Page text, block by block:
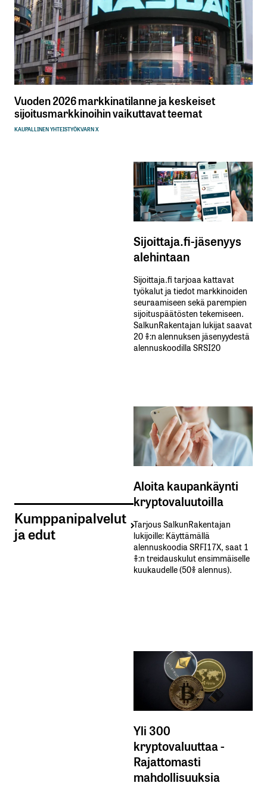
Vuoden 2026 markkinatilanne ja keskeiset
sijoitusmarkkinoihin vaikuttavat teemat
KAUPALLINEN YHTEISTYÖKVARN X
Kumppanipalvelut
ja edut
Sijoittaja.fi-jäsenyys
alehintaan
Sijoittaja.fi tarjoaa kattavat
työkalut ja tiedot markkinoiden
seuraamiseen sekä parempien
sijoituspäätösten tekemiseen.
SalkunRakentajan lukijat saavat
20 %:n alennuksen jäsenyydestä
alennuskoodilla SRSI20
Aloita kaupankäynti
kryptovaluutoilla
Tarjous SalkunRakentajan
lukijoille: Käyttämällä​ ​
alennuskoodia​ ​SRFI17X,​ ​saat​ ​1
%:n treidauskulut​ ​ensimmäiselle​ ​
kuukaudelle​ ​(50%​ ​alennus).
Yli 300
kryptovaluuttaa -
Rajattomasti
mahdollisuuksia